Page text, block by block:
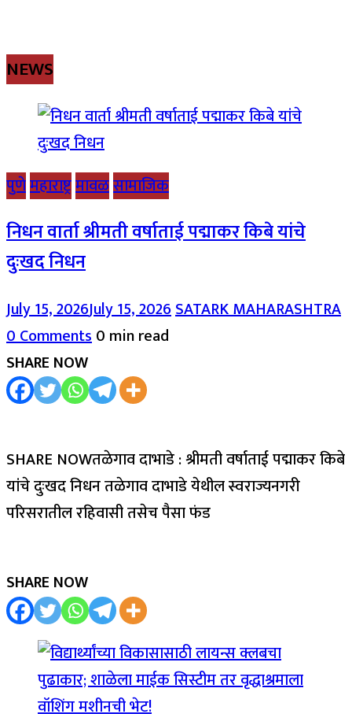
NEWS
पुणेमहाराष्ट्रमावळसामाजिक
निधन वार्ता श्रीमती वर्षाताई पद्माकर किबे यांचे
दुःखद निधन
July 15, 2026July 15, 2026SATARK MAHARASHTRA
0 Comments0 min read
SHARE NOW
SHARE NOWतळेगाव दाभाडे : श्रीमती वर्षाताई पद्माकर किबे
यांचे दुःखद निधन तळेगाव दाभाडे येथील स्वराज्यनगरी
परिसरातील रहिवासी तसेच पैसा फंड
SHARE NOW